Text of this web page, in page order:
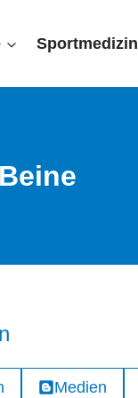
Sportmedizin
Medien